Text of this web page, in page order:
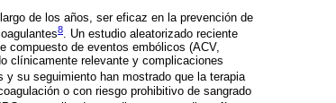
de los años, ser eficaz en la prevención de
8. Un estudio aleatorizado reciente
compuesto de eventos embólicos (ACV,
clínicamente relevante y complicaciones
y su seguimiento han mostrado que la terapia
o con riesgo prohibitivo de sangrado